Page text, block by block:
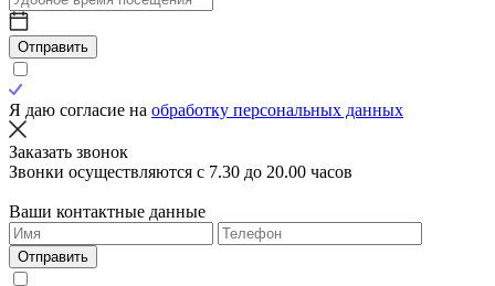
Отправить
Я даю согласие на обработку персональных данных
Заказать звонок
Звонки осуществляются с 7.30 до 20.00 часов
Ваши контактные данные
Отправить